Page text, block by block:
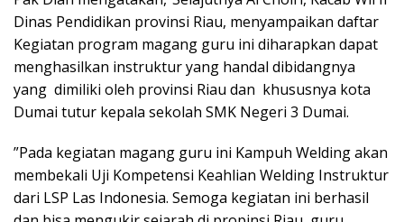
Dinas Pendidikan provinsi Riau, menyampaikan daftar
Kegiatan program magang guru ini diharapkan dapat
menghasilkan instruktur yang handal dibidangnya
yang dimiliki oleh provinsi Riau dan khususnya kota
Dumai tutur kepala sekolah SMK Negeri 3 Dumai.
”Pada kegiatan magang guru ini Kampuh Welding akan
membekali Uji Kompetensi Keahlian Welding Instruktur
dari LSP Las Indonesia. Semoga kegiatan ini berhasil